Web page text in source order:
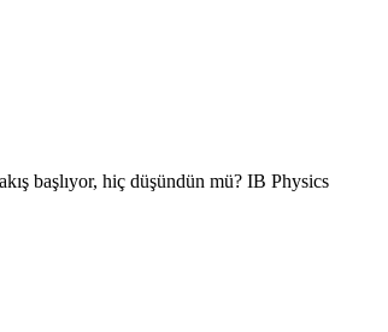
başlıyor, hiç düşündün mü? IB Physics